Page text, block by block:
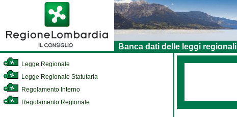
Banca dati delle leggi regionali
Legge Regionale
Legge Regionale Statutaria
Regolamento Interno
Regolamento Regionale